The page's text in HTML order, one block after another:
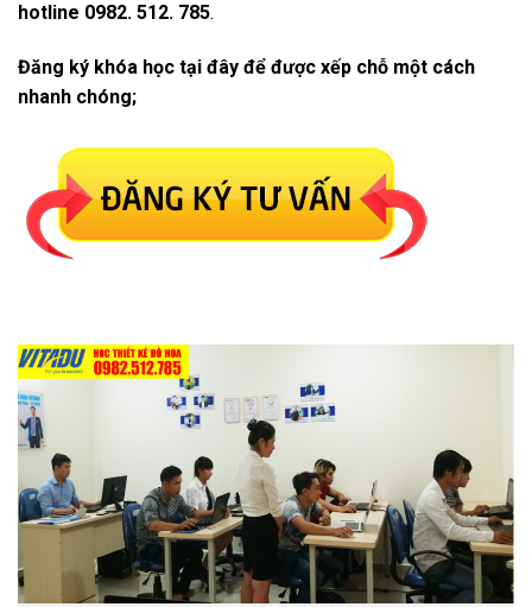
hotline 0982. 512. 785.
Đăng ký khóa học tại đây để được xếp chỗ một cách
nhanh chóng;